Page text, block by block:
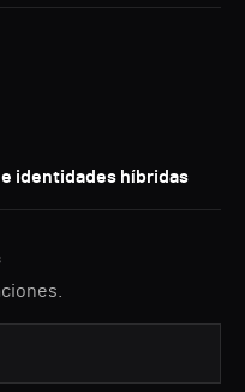
identidades híbridas